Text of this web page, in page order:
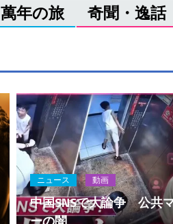
萬年の旅 奇聞・逸話
ニュース 動画
中国SNSで大論争 公共